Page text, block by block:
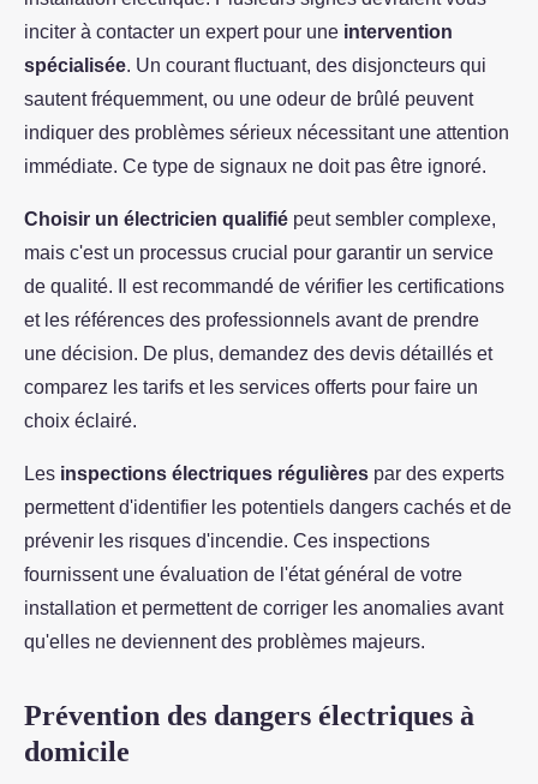
inciter à contacter un expert pour une intervention
spécialisée. Un courant fluctuant, des disjoncteurs qui
sautent fréquemment, ou une odeur de brûlé peuvent
indiquer des problèmes sérieux nécessitant une attention
immédiate. Ce type de signaux ne doit pas être ignoré.
Choisir un électricien qualifié peut sembler complexe,
mais c'est un processus crucial pour garantir un service
de qualité. Il est recommandé de vérifier les certifications
et les références des professionnels avant de prendre
une décision. De plus, demandez des devis détaillés et
comparez les tarifs et les services offerts pour faire un
choix éclairé.
Les inspections électriques régulières par des experts
permettent d'identifier les potentiels dangers cachés et de
prévenir les risques d'incendie. Ces inspections
fournissent une évaluation de l'état général de votre
installation et permettent de corriger les anomalies avant
qu'elles ne deviennent des problèmes majeurs.
Prévention des dangers électriques à
domicile